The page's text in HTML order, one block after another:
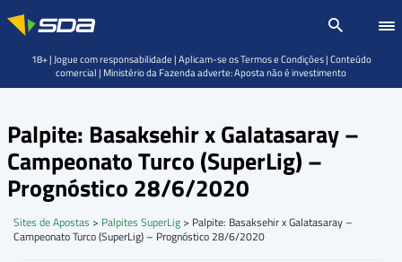
Palpite: Basaksehir x Galatasaray –
Campeonato Turco (SuperLig) –
Prognóstico 28/6/2020
Sites de Apostas > Palpites SuperLig > Palpite: Basaksehir x Galatasaray –
Campeonato Turco (SuperLig) – Prognóstico 28/6/2020
18+ | Jogue com responsabilidade | Aplicam-se os Termos e Condições | Conteúdo
comercial | Ministério da Fazenda adverte: Aposta não é investimento